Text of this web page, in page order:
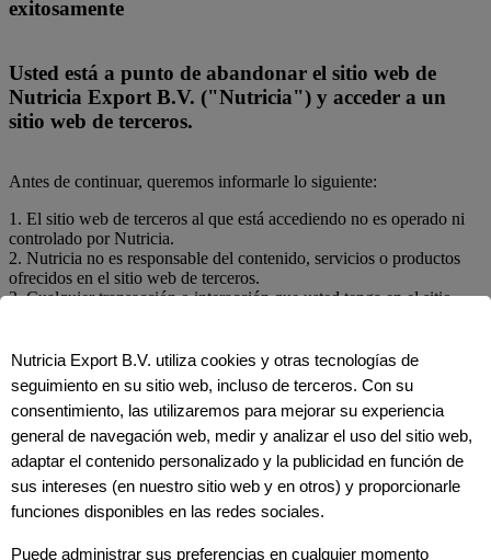
exitosamente
Usted está a punto de abandonar el sitio web de
Nutricia Export B.V. ("Nutricia") y acceder a un
sitio web de terceros.
Antes de continuar, queremos informarle lo siguiente:
1. El sitio web de terceros al que está accediendo no es operado ni
controlado por Nutricia.
2. Nutricia no es responsable del contenido, servicios o productos
ofrecidos en el sitio web de terceros.
3. Cualquier transacción o interacción que usted tenga en el sitio
Cancelar
Declaración de PCS
¿Es usted profesional al cuidado de la salud?
La información sobre los productos de esta sección especializada
Nutricia Export B.V. utiliza cookies y otras tecnologías de
seguimiento en su sitio web, incluso de terceros. Con su
consentimiento, las utilizaremos para mejorar su experiencia
general de navegación web, medir y analizar el uso del sitio web,
adaptar el contenido personalizado y la publicidad en función de
sus intereses (en nuestro sitio web y en otros) y proporcionarle
funciones disponibles en las redes sociales.
Puede administrar sus preferencias en cualquier momento